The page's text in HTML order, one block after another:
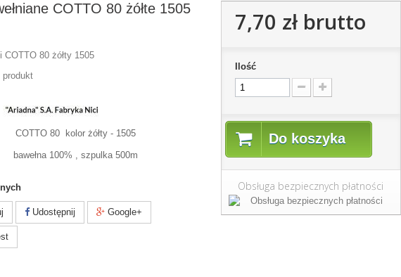
COTTO 80 żółte 1505
COTTO 80 żółty 1505
produkt
COTTO 80 kolor żółty - 1505
bawełna 100% , szpulka 500m
Udostępnij Google+
7,70 złbrutto
Ilość
Do koszyka
Obsługa bezpiecznych płatności